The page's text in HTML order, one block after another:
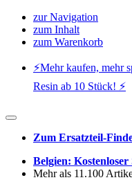
zur Navigation
zum Inhalt
zum Warenkorb
⚡️Mehr kaufen, mehr
Resin ab 10 Stück! ⚡️
Zum Ersatzteil-
Belgien:
Mehr als 11.100